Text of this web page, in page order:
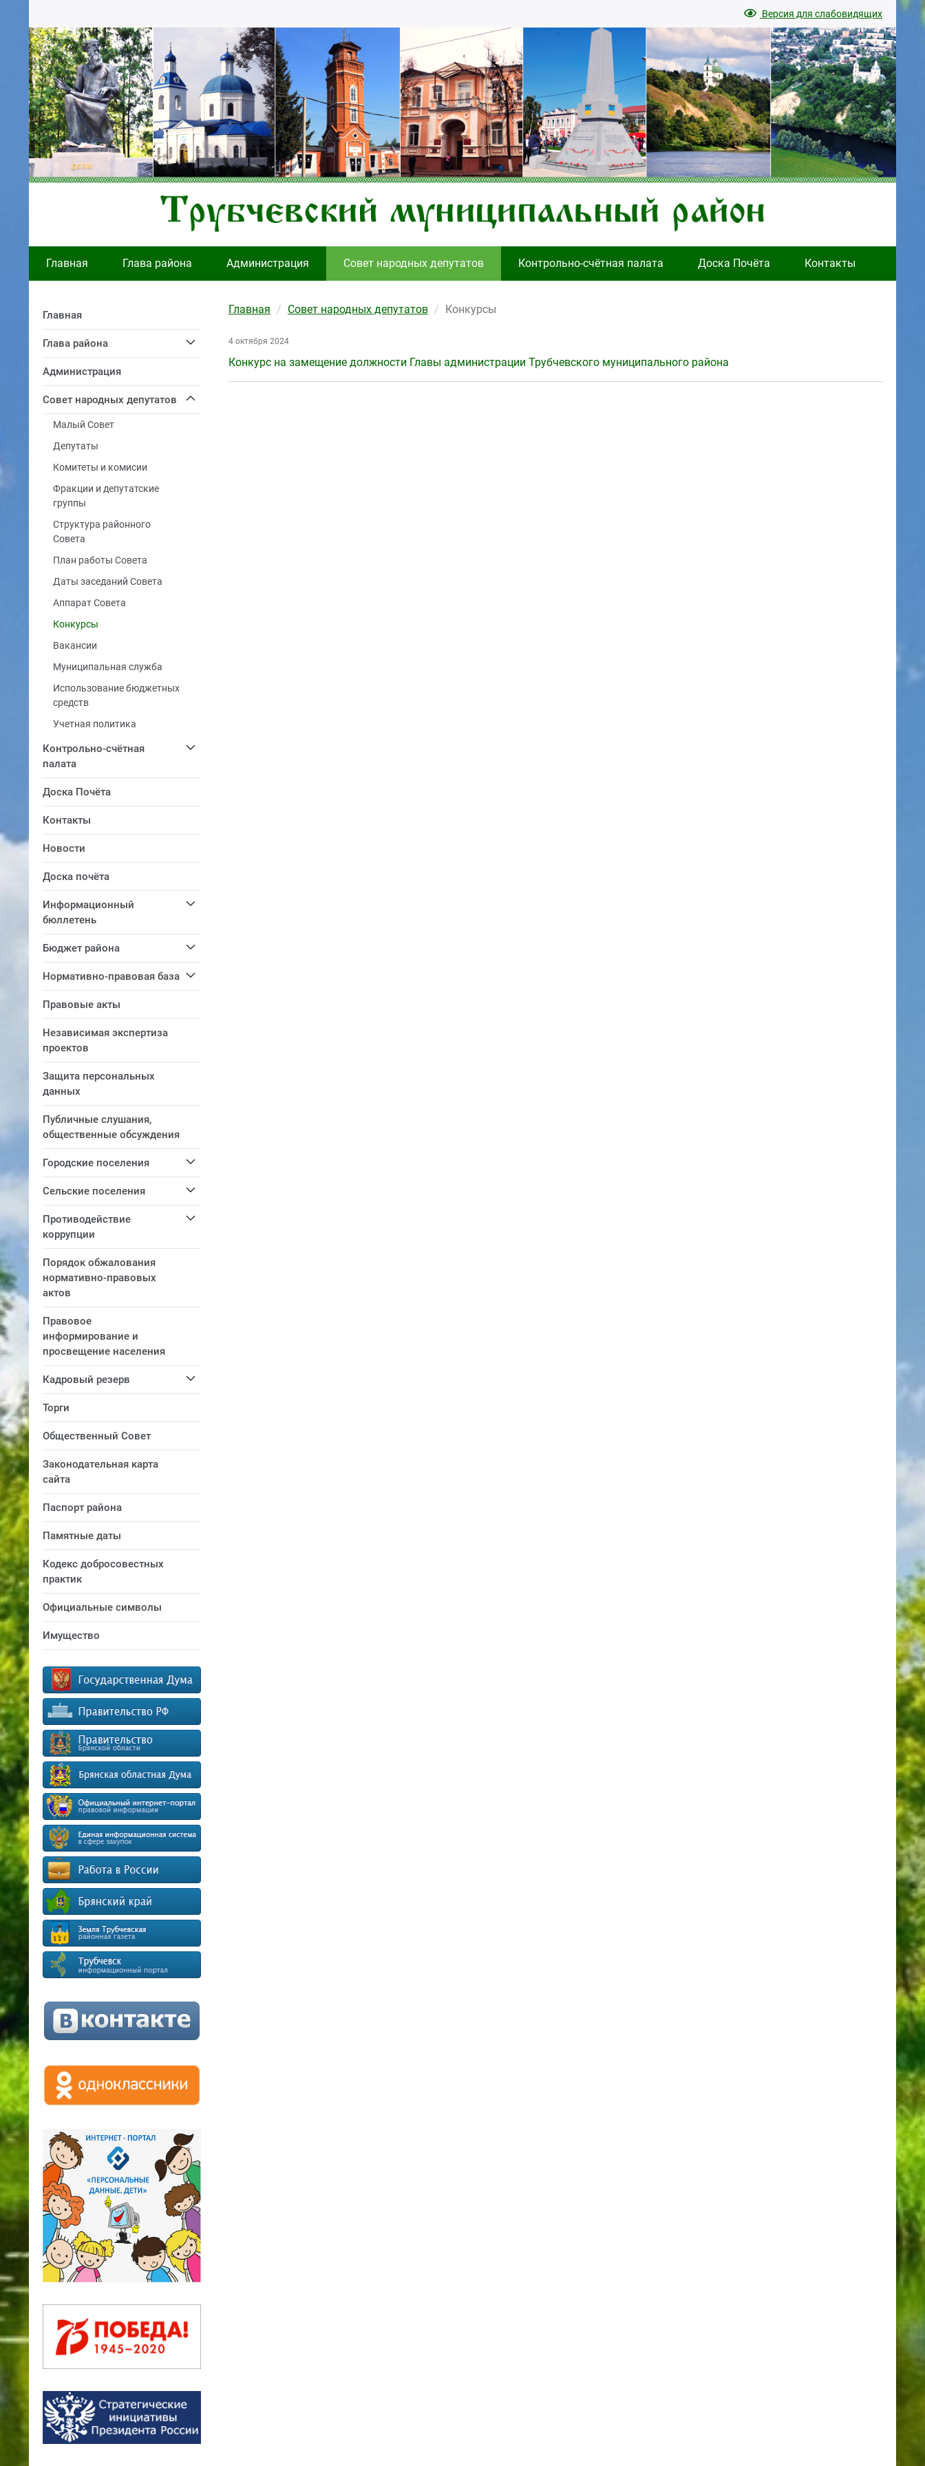
Версия для слабовидящих
Главная Глава района Администрация Совет народных депутатов Контрольно-счётная палата Доска Почёта Контакты
Главная
Глава района
Администрация
Совет народных депутатов
Малый Совет
Депутаты
Комитеты и комисии
Фракции и депутатские
группы
Структура районного
Совета
План работы Совета
Даты заседаний Совета
Аппарат Совета
Конкурсы
Вакансии
Муниципальная служба
Использование бюджетных
средств
Учетная политика
Контрольно-счётная
палата
Доска Почёта
Контакты
Новости
Доска почёта
Информационный
бюллетень
Бюджет района
Нормативно-правовая база
Правовые акты
Независимая экспертиза
проектов
Защита персональных
данных
Публичные слушания,
общественные обсуждения
Городские поселения
Сельские поселения
Противодействие
коррупции
Порядок обжалования
нормативно-правовых
актов
Правовое
информирование и
просвещение населения
Кадровый резерв
Торги
Общественный Совет
Законодательная карта
сайта
Паспорт района
Памятные даты
Кодекс добросовестных
практик
Официальные символы
Имущество
Главная Совет народных депутатов Конкурсы
4 октября 2024
Конкурс на замещение должности Главы администрации Трубчевского муниципального района